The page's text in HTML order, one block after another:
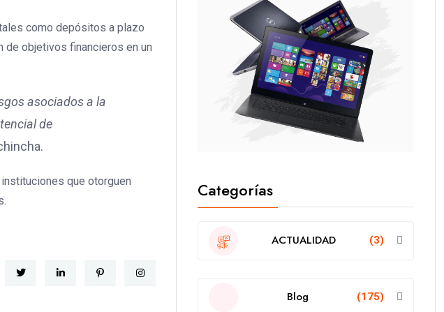
como depósitos a plazo
objetivos financieros en un
asociados a la
de
que otorguen
Categorías
ACTUALIDAD (3)
Blog (175)